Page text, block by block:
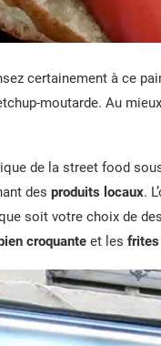
certainement à ce
moutarde. Au
de la street food
des produits locaux.
soit votre choix de
croquante et les frites